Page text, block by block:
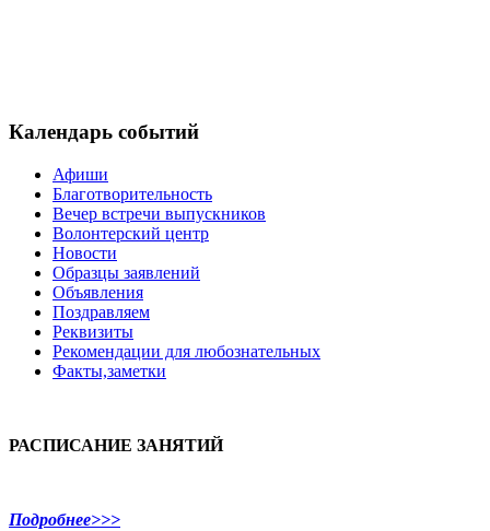
Календарь событий
Афиши
Благотворительность
Вечер встречи выпускников
Волонтерский центр
Новости
Образцы заявлений
Объявления
Поздравляем
Реквизиты
Рекомендации для любознательных
Факты,заметки
РАСПИСАНИЕ ЗАНЯТИЙ
Подробнее>>>